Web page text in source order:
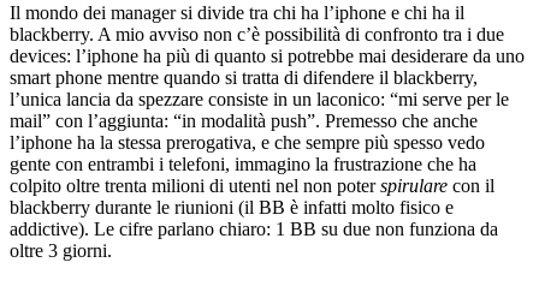
Il mondo dei manager si divide tra chi ha l’iphone e chi ha il
blackberry. A mio avviso non c’è possibilità di confronto tra i due
devices: l’iphone ha più di quanto si potrebbe mai desiderare da uno
smart phone mentre quando si tratta di difendere il blackberry,
l’unica lancia da spezzare consiste in un laconico: “mi serve per le
mail” con l’aggiunta: “in modalità push”. Premesso che anche
l’iphone ha la stessa prerogativa, e che sempre più spesso vedo
gente con entrambi i telefoni, immagino la frustrazione che ha
colpito oltre trenta milioni di utenti nel non poterspirulare con il
blackberry durante le riunioni (il BB è infatti molto fisico e
addictive). Le cifre parlano chiaro: 1 BB su due non funziona da
oltre 3 giorni.